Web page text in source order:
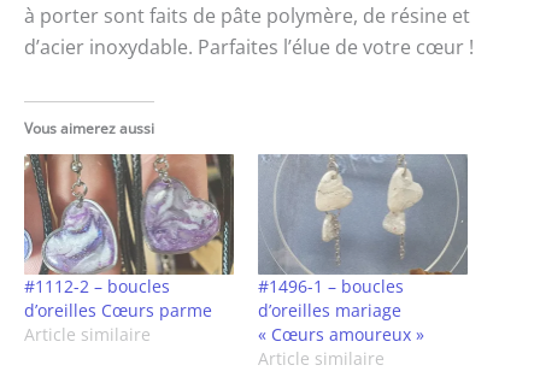
à porter sont faits de pâte polymère, de résine et
d’acier inoxydable. Parfaites l’élue de votre cœur !
Vous aimerez aussi
#1112-2 – boucles
d’oreilles Cœurs parme
Article similaire
#1496-1 – boucles
d’oreilles mariage
« Cœurs amoureux »
Article similaire